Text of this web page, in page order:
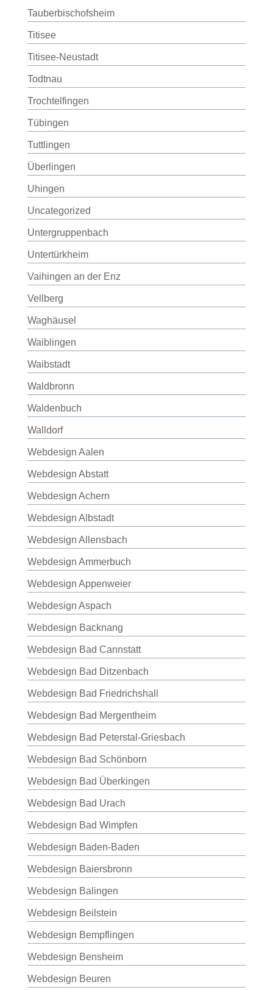
Tauberbischofsheim
Titisee
Titisee-Neustadt
Todtnau
Trochtelfingen
Tübingen
Tuttlingen
Überlingen
Uhingen
Uncategorized
Untergruppenbach
Untertürkheim
Vaihingen an der Enz
Vellberg
Waghäusel
Waiblingen
Waibstadt
Waldbronn
Waldenbuch
Walldorf
Webdesign Aalen
Webdesign Abstatt
Webdesign Achern
Webdesign Albstadt
Webdesign Allensbach
Webdesign Ammerbuch
Webdesign Appenweier
Webdesign Aspach
Webdesign Backnang
Webdesign Bad Cannstatt
Webdesign Bad Ditzenbach
Webdesign Bad Friedrichshall
Webdesign Bad Mergentheim
Webdesign Bad Peterstal-Griesbach
Webdesign Bad Schönborn
Webdesign Bad Überkingen
Webdesign Bad Urach
Webdesign Bad Wimpfen
Webdesign Baden-Baden
Webdesign Baiersbronn
Webdesign Balingen
Webdesign Beilstein
Webdesign Bempflingen
Webdesign Bensheim
Webdesign Beuren